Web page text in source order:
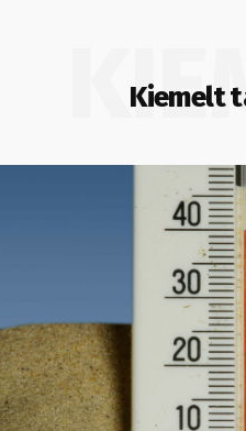
Kiemelt